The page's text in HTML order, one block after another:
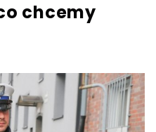
chcemy